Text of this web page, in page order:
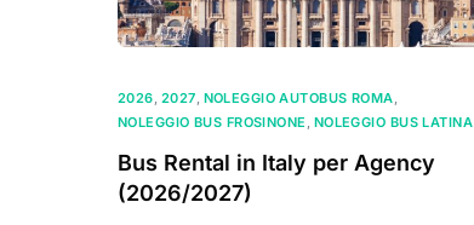
2026 2027 NOLEGGIO AUTOBUS ROMA
NOLEGGIO BUS FROSINONE NOLEGGIO BUS LATINA
Bus Rental in Italy per Agency
(2026/2027)